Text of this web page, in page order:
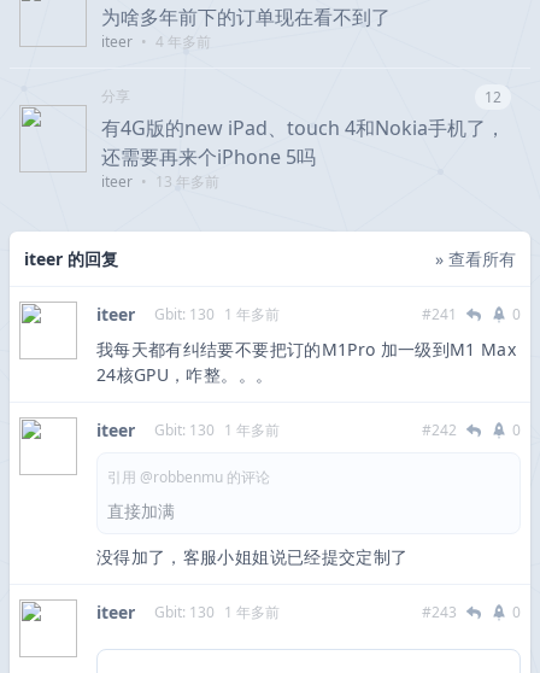
为啥多年前下的订单现在看不到了
iteer • 4 年多前
分享 12
有4G版的new iPad、touch 4和Nokia手机了，
还需要再来个iPhone 5吗
iteer • 13 年多前
iteer 的回复 » 查看所有
iteer Gbit: 130 1 年多前 #241 0
我每天都有纠结要不要把订的M1Pro 加一级到M1 Max
24核GPU，咋整。。。
iteer Gbit: 130 1 年多前 #242 0
引用 @robbenmu 的评论
直接加满
没得加了，客服小姐姐说已经提交定制了
iteer Gbit: 130 1 年多前 #243 0